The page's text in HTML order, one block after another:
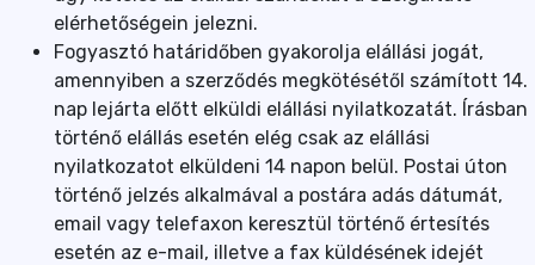
elérhetőségein jelezni.
Fogyasztó határidőben gyakorolja elállási jogát,
amennyiben a szerződés megkötésétől számított 14.
nap lejárta előtt elküldi elállási nyilatkozatát. Írásban
történő elállás esetén elég csak az elállási
nyilatkozatot elküldeni 14 napon belül. Postai úton
történő jelzés alkalmával a postára adás dátumát,
email vagy telefaxon keresztül történő értesítés
esetén az e-mail, illetve a fax küldésének idejét